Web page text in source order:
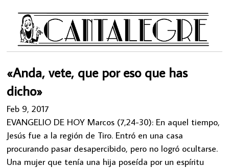
«Anda, vete, que por eso que has
dicho»
Feb 9, 2017
EVANGELIO DE HOY Marcos (7,24-30): En aquel tiempo,
Jesús fue a la región de Tiro. Entró en una casa
procurando pasar desapercibido, pero no logró ocultarse.
Una mujer que tenía una hija poseída por un espíritu